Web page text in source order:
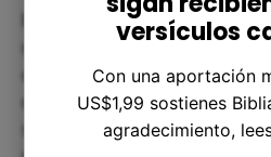
Podemos aplicar este
confianza. Es importante
quienes están a nuestro
sus sentimientos antes de
versículos
Con una aportación
US$1,99 sostienes
agradecimiento,